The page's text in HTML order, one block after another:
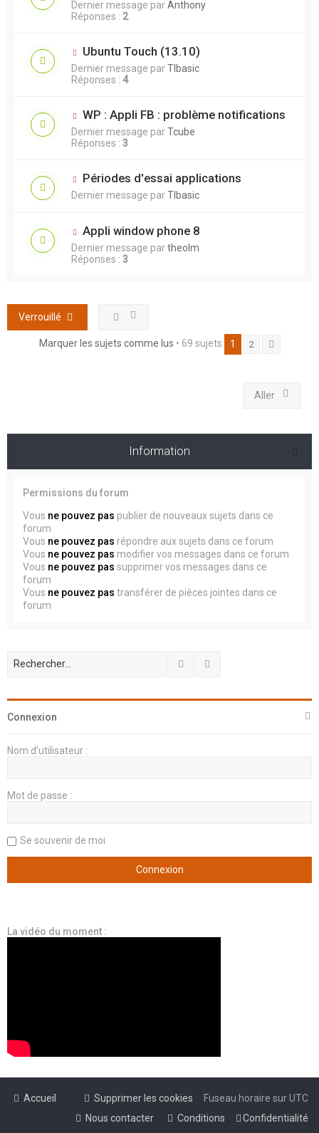
Dernier message parAnthony
Réponses : 2
Ubuntu Touch (13.10)
Dernier message parTIbasic
Réponses : 4
WP : Appli FB : problème notifications
Dernier message parTcube
Réponses : 3
Périodes d'essai applications
Dernier message parTIbasic
Appli window phone 8
Dernier message partheolm
Réponses : 3
Verrouillé
Marquer les sujets comme lus • 69 sujets 1 2
Aller
Information
Permissions du forum
Vous ne pouvez pas publier de nouveaux sujets dans ce
forum
Vous ne pouvez pas répondre aux sujets dans ce forum
Vous ne pouvez pas modifier vos messages dans ce forum
Vous ne pouvez pas supprimer vos messages dans ce
forum
Vous ne pouvez pas transférer de pièces jointes dans ce
forum
Rechercher
Connexion
Nom d’utilisateur :
Mot de passe :
Se souvenir de moi
La vidéo du moment :
Accueil Fuseau horaire surUTC
Supprimer les cookies
Confidentialité
Conditions
Nous contacter